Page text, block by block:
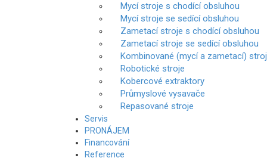
Mycí stroje s chodící obsluhou
Mycí stroje se sedící obsluhou
Zametací stroje s chodící obsluhou
Zametací stroje se sedící obsluhou
Kombinované (mycí a zametací)
Robotické stroje
Kobercové extraktory
Průmyslové vysavače
Repasované stroje
Servis
PRONÁJEM
Financování
Reference